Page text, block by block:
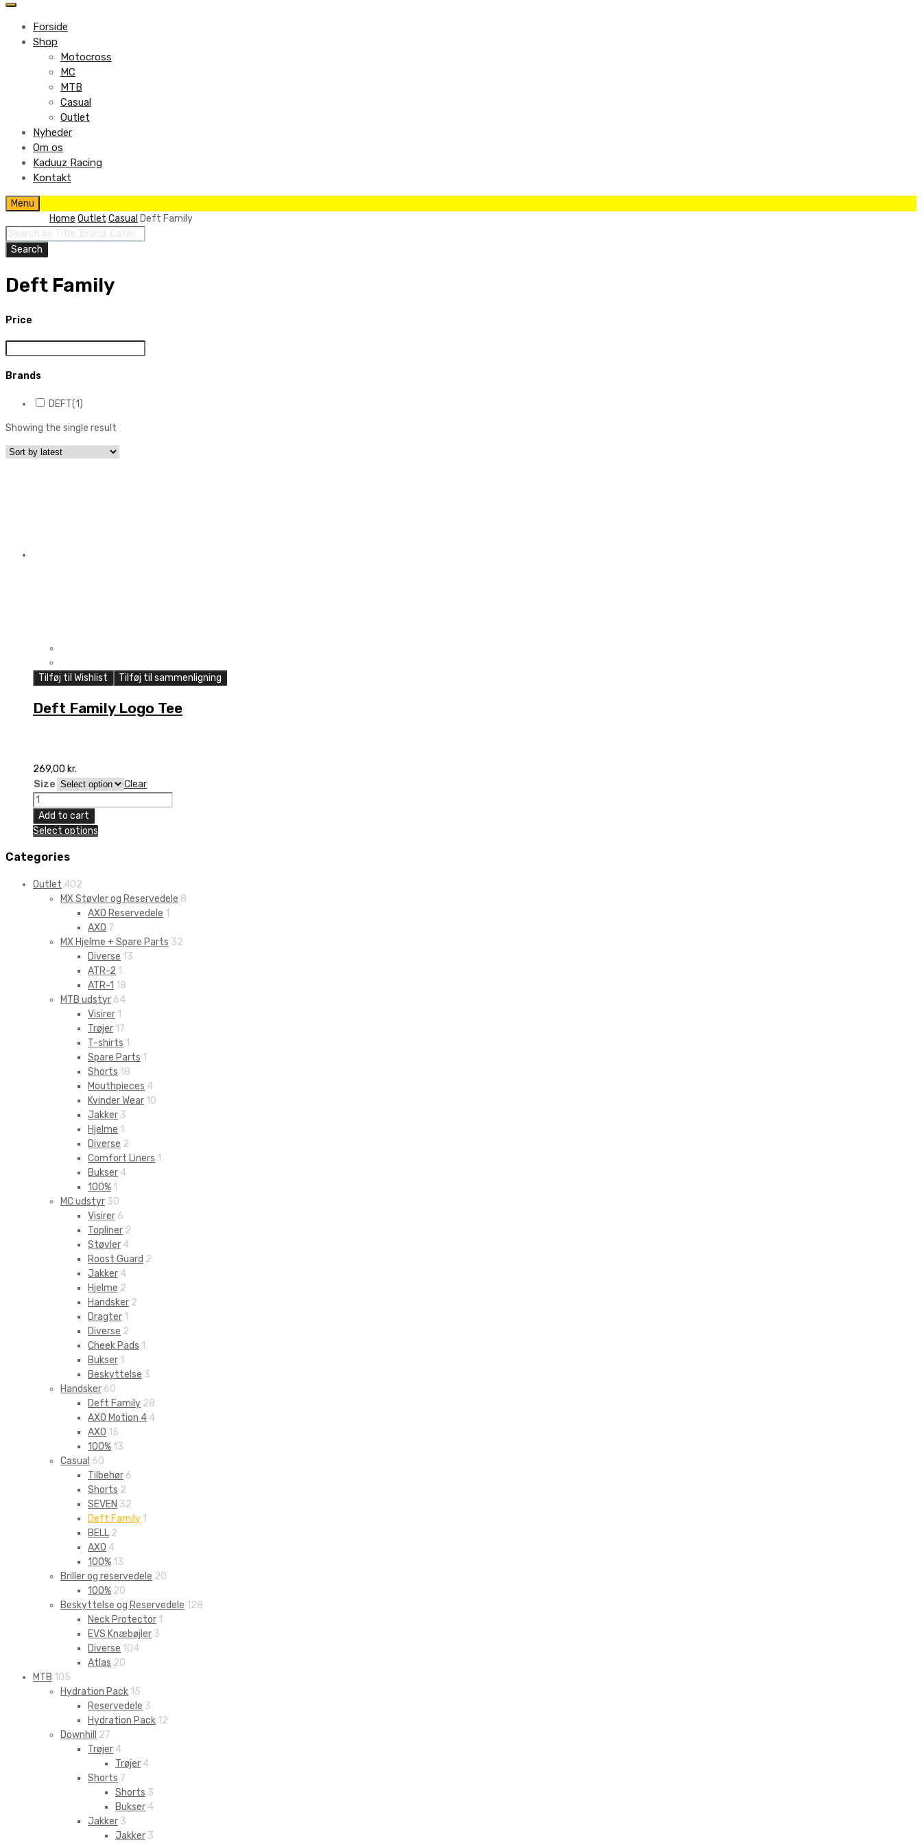
Forside
Shop
Motocross
MC
MTB
Casual
Outlet
Nyheder
Om os
Kaduuz Racing
Kontakt
Skip
content
Menu
Home Outlet Casual Deft Family
Products
search
Search
Deft Family
Price
Brands
DEFT(1)
Showing the single result
Tilføj til Wishlist Tilføj til sammenligning
Deft Family Logo Tee
269,00 kr.
Size
Clear
Deft
Family
Logo
quantity
Add to cart
Select options
Categories
Outlet 402
MX Støvler og Reservedele 8
AXO Reservedele 1
AXO 7
MX Hjelme + Spare Parts 32
Diverse 13
ATR-2 1
ATR-1 18
MTB udstyr 64
Visirer 1
Trøjer 17
T-shirts 1
Spare Parts 1
Shorts 18
Mouthpieces 4
Kvinder Wear 10
Jakker 3
Hjelme 1
Diverse 2
Comfort Liners 1
Bukser 4
100% 1
MC udstyr 30
Visirer 6
Topliner 2
Støvler 4
Roost Guard 2
Jakker 4
Hjelme 2
Handsker 2
Dragter 1
Diverse 2
Cheek Pads 1
Bukser 1
Beskyttelse 3
Handsker 60
Deft Family 28
AXO Motion 4 4
AXO 15
100% 13
Casual 60
Tilbehør 6
Shorts 2
SEVEN 32
Deft Family 1
BELL 2
AXO 4
100% 13
Briller og reservedele 20
100% 20
Beskyttelse og Reservedele 128
Neck Protector 1
EVS Knæbøjler 3
Diverse 104
Atlas 20
MTB 105
Hydration Pack 15
Reservedele 3
Hydration Pack 12
Downhill
27
Trøjer 4
Trøjer 4
Shorts 7
Shorts 3
Bukser 4
Jakker 3
Jakker 3